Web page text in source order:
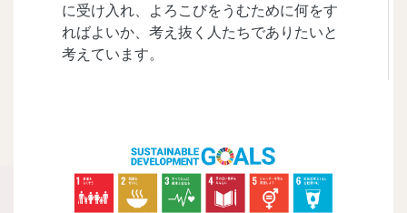
に受け入れ、よろこびをうむために何をす
ればよいか、考え抜く人たちでありたいと
考えています。​